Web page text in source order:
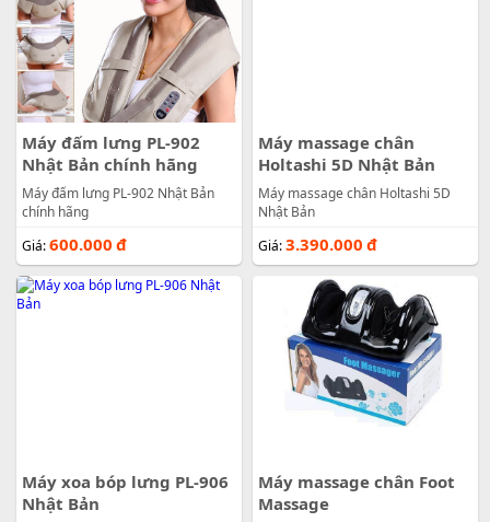
Máy đấm lưng PL-902
Nhật Bản chính hãng
Máy đấm lưng PL-902 Nhật Bản
chính hãng
Giá:600.000 đ
Máy massage chân
Holtashi 5D Nhật Bản
Máy massage chân Holtashi 5D
Nhật Bản
Giá:3.390.000 đ
Máy xoa bóp lưng PL-906
Nhật Bản
Máy massage chân Foot
Massage